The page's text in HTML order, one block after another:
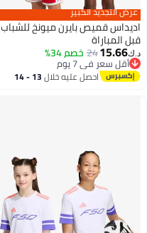
عرض التجديد الكبير
اديداس قميص بايرن ميونخ للشباب
قبل المباراة
د.ك‏15.66
24 خصم 34%
أقل سعر في 7 يوم
أقل سعر في 7 يوماحصل عليه خلال 13 - 14